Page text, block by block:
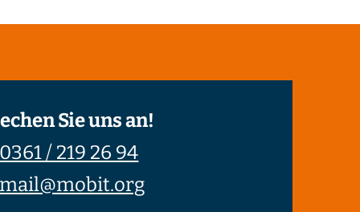
Sie uns an!
0361 / 219 26 94
mail@mobit.org